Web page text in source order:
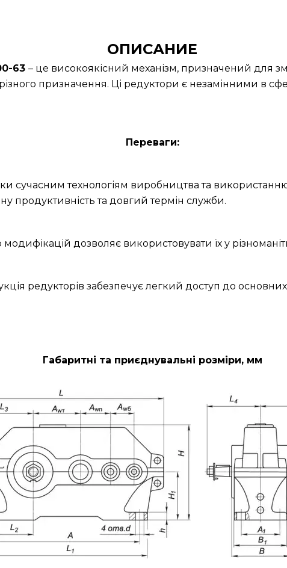
ОПИСАНИЕ
63 – це високоякісний механізм, призначений для
призначення. Ці редуктори є незамінними в
Переваги:
сучасним технологіям виробництва та
продуктивність та довгий термін служби.
дозволяє використовувати їх у
редукторів забезпечує легкий доступ до
Габаритні та приєднувальні розміри, мм